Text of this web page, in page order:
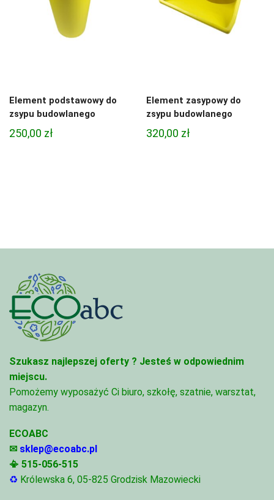
Element podstawowy do
zsypu budowlanego
250,00 zł
Element zasypowy do
zsypu budowlanego
320,00 zł
Szukasz najlepszej oferty ? Jesteś w odpowiednim
miejscu.
Pomożemy wyposażyć Ci biuro, szkołę, szatnie, warsztat,
magazyn.
ECOABC
✉ sklep@ecoabc.pl
📳 515-056-515
♻ Królewska 6, 05-825 Grodzisk Mazowiecki